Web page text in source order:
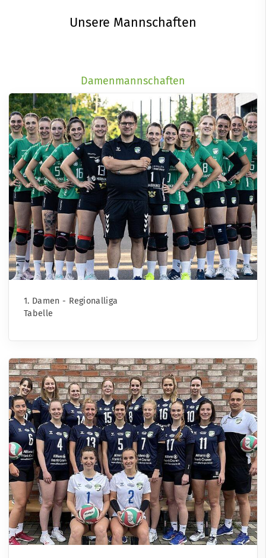
Unsere Mannschaften
Damenmannschaften
1. Damen - Regionalliga
Tabelle